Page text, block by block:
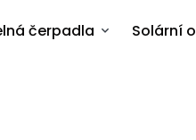
čerpadla Solární